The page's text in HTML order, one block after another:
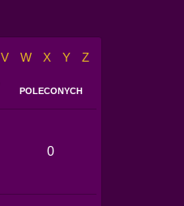
V W X Y Z
POLECONYCH
0